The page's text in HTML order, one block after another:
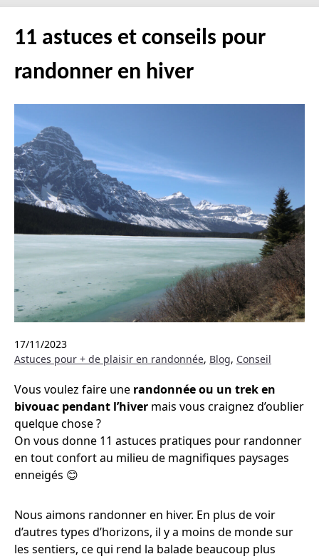
11 astuces et conseils pour
randonner en hiver
17/11/2023
Astuces pour + de plaisir en randonnée, Blog, Conseil
Vous voulez faire une randonnée ou un trek en
bivouac pendant l’hiver mais vous craignez d’oublier
quelque chose ?
On vous donne 11 astuces pratiques pour randonner
en tout confort au milieu de magnifiques paysages
enneigés 😊
Nous aimons randonner en hiver. En plus de voir
d’autres types d’horizons, il y a moins de monde sur
les sentiers, ce qui rend la balade beaucoup plus